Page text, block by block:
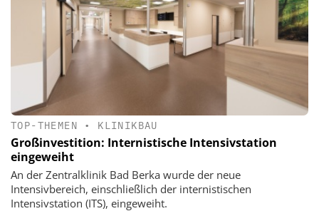
TOP-THEMEN • KLINIKBAU
Großinvestition: Internistische Intensivstation
eingeweiht
An der Zentralklinik Bad Berka wurde der neue
Intensivbereich, einschließlich der internistischen
Intensivstation (ITS), eingeweiht.